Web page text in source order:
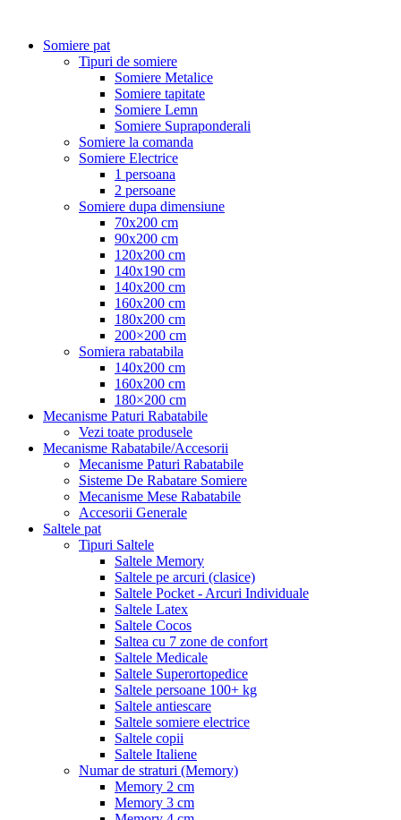
Somiere pat
Tipuri de somiere
Somiere Metalice
Somiere tapitate
Somiere Lemn
Somiere Supraponderali
Somiere la comanda
Somiere Electrice
1 persoana
2 persoane
Somiere dupa dimensiune
70x200 cm
90x200 cm
120x200 cm
140x190 cm
140x200 cm
160x200 cm
180x200 cm
200×200 cm
Somiera rabatabila
140x200 cm
160x200 cm
180×200 cm
Mecanisme Paturi Rabatabile
Vezi toate produsele
Mecanisme Rabatabile/Accesorii
Mecanisme Paturi Rabatabile
Sisteme De Rabatare Somiere
Mecanisme Mese Rabatabile
Accesorii Generale
Saltele pat
Tipuri Saltele
Saltele Memory
Saltele pe arcuri (clasice)
Saltele Pocket - Arcuri Individuale
Saltele Latex
Saltele Cocos
Saltea cu 7 zone de confort
Saltele Medicale
Saltele Superortopedice
Saltele persoane 100+ kg
Saltele antiescare
Saltele somiere electrice
Saltele copii
Saltele Italiene
Numar de straturi (Memory)
Memory 2 cm
Memory 3 cm